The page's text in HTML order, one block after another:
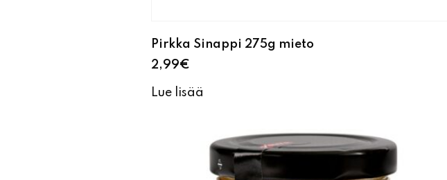
Pirkka Sinappi 275g mieto
2,99€
Lue lisää